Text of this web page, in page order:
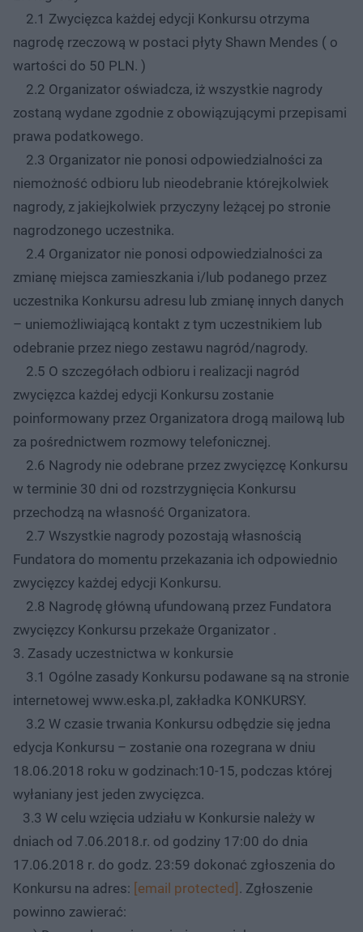
2.1 Zwycięzca każdej edycji Konkursu otrzyma
nagrodę rzeczową w postaci płyty Shawn Mendes ( o
wartości do 50 PLN. )
2.2 Organizator oświadcza, iż wszystkie nagrody
zostaną wydane zgodnie z obowiązującymi przepisami
prawa podatkowego.
2.3 Organizator nie ponosi odpowiedzialności za
niemożność odbioru lub nieodebranie którejkolwiek
nagrody, z jakiejkolwiek przyczyny leżącej po stronie
nagrodzonego uczestnika.
2.4 Organizator nie ponosi odpowiedzialności za
zmianę miejsca zamieszkania i/lub podanego przez
uczestnika Konkursu adresu lub zmianę innych danych
– uniemożliwiającą kontakt z tym uczestnikiem lub
odebranie przez niego zestawu nagród/nagrody.
2.5 O szczegółach odbioru i realizacji nagród
zwycięzca każdej edycji Konkursu zostanie
poinformowany przez Organizatora drogą mailową lub
za pośrednictwem rozmowy telefonicznej.
2.6 Nagrody nie odebrane przez zwycięzcę Konkursu
w terminie 30 dni od rozstrzygnięcia Konkursu
przechodzą na własność Organizatora.
2.7 Wszystkie nagrody pozostają własnością
Fundatora do momentu przekazania ich odpowiednio
zwycięzcy każdej edycji Konkursu.
2.8 Nagrodę główną ufundowaną przez Fundatora
zwycięzcy Konkursu przekaże Organizator .
3. Zasady uczestnictwa w konkursie
3.1 Ogólne zasady Konkursu podawane są na stronie
internetowej www.eska.pl, zakładka KONKURSY.
3.2 W czasie trwania Konkursu odbędzie się jedna
edycja Konkursu – zostanie ona rozegrana w dniu
18.06.2018 roku w godzinach:10-15, podczas której
wyłaniany jest jeden zwycięzca.
3.3 W celu wzięcia udziału w Konkursie należy w
dniach od 7.06.2018.r. od godziny 17:00 do dnia
17.06.2018 r. do godz. 23:59 dokonać zgłoszenia do
Konkursu na adres: [email protected] . Zgłoszenie
powinno zawierać: